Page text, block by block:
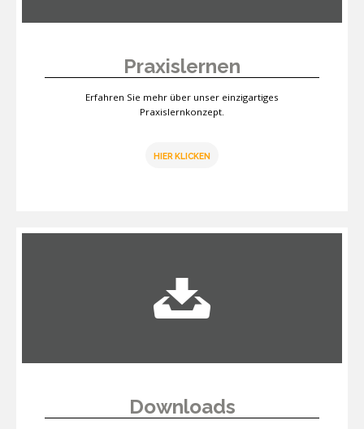
Praxislernen
Erfahren Sie mehr über unser einzigartiges
Praxislernkonzept.
HIER KLICKEN
Downloads